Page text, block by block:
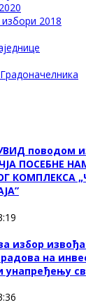
2018
поводом
ПОСЕБНЕ
КОМПЛЕКСА
избор
радова на